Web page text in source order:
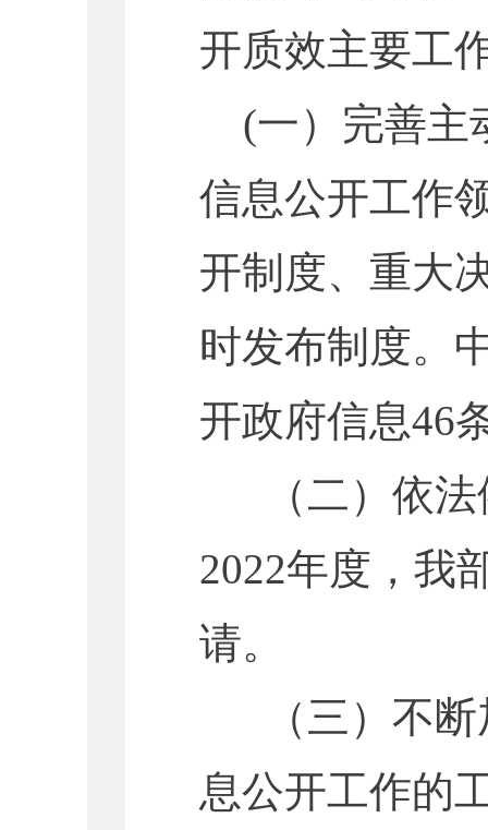
开质效主要工
(一）完善主
信息公开工作
开制度、重大
时发布制度。
开政府信息46
（二）依法
2022年度，我
请。
（三）不断
息公开工作的